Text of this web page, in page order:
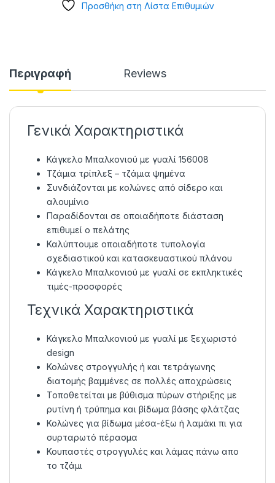
Προσθήκη στη Λίστα Επιθυμιών
Περιγραφή Reviews
Γενικά Χαρακτηριστικά
Κάγκελο Μπαλκονιού με γυαλί 156008
Τζάμια τρίπλεξ – τζάμια ψημένα
Συνδιάζονται με κολώνες από σίδερο και
αλουμίνιο
Παραδίδονται σε οποιαδήποτε διάσταση
επιθυμεί ο πελάτης
Καλύπτουμε οποιαδήποτε τυπολογία
σχεδιαστικού και κατασκευαστικού πλάνου
Κάγκελο Μπαλκονιού με γυαλί σε εκπληκτικές
τιμές-προσφορές
Τεχνικά Χαρακτηριστικά
Κάγκελο Μπαλκονιού με γυαλί με ξεχωριστό
design
Κολώνες στρογγυλής ή και τετράγωνης
διατομής βαμμένες σε πολλές αποχρώσεις
Τοποθετείται με βύθισμα πύρων στήριξης με
ρυτίνη ή τρύπημα και βίδωμα βάσης φλάτζας
Κολώνες για βίδωμα μέσα-έξω ή λαμάκι πι για
συρταρωτό πέρασμα
Κουπαστές στρογγυλές και λάμας πάνω απο
το τζάμι